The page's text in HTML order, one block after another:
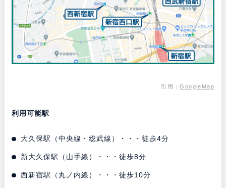
引用：GoogleMap
利用可能駅
大久保駅（中央線・総武線）・・・徒歩4分
新大久保駅（山手線）・・・徒歩8分
西新宿駅（丸ノ内線）・・・徒歩10分